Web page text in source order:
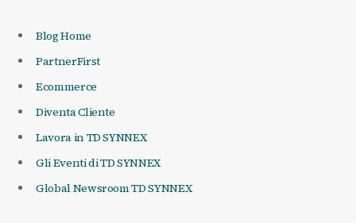
Blog Home
PartnerFirst
Ecommerce
Diventa Cliente
Lavora in TD SYNNEX
Gli Eventi di TD SYNNEX
Global Newsroom TD SYNNEX